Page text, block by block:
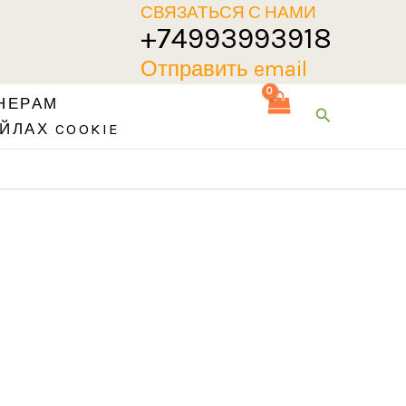
СВЯЗАТЬСЯ С НАМИ
+74993993918
Отправить email
COOKIE
Поиск